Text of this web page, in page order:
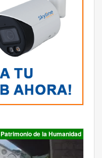
Patrimonio de la Humanidad